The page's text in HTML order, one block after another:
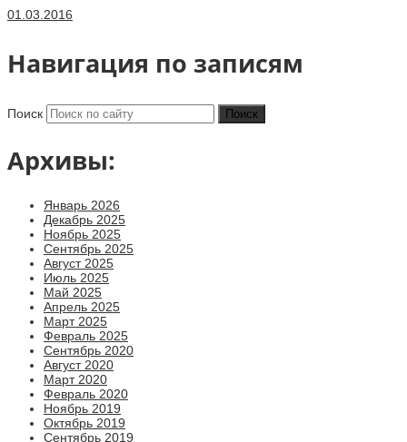
01.03.2016
Навигация по записям
Поиск
Архивы:
Январь 2026
Декабрь 2025
Ноябрь 2025
Сентябрь 2025
Август 2025
Июль 2025
Май 2025
Апрель 2025
Март 2025
Февраль 2025
Сентябрь 2020
Август 2020
Март 2020
Февраль 2020
Ноябрь 2019
Октябрь 2019
Сентябрь 2019